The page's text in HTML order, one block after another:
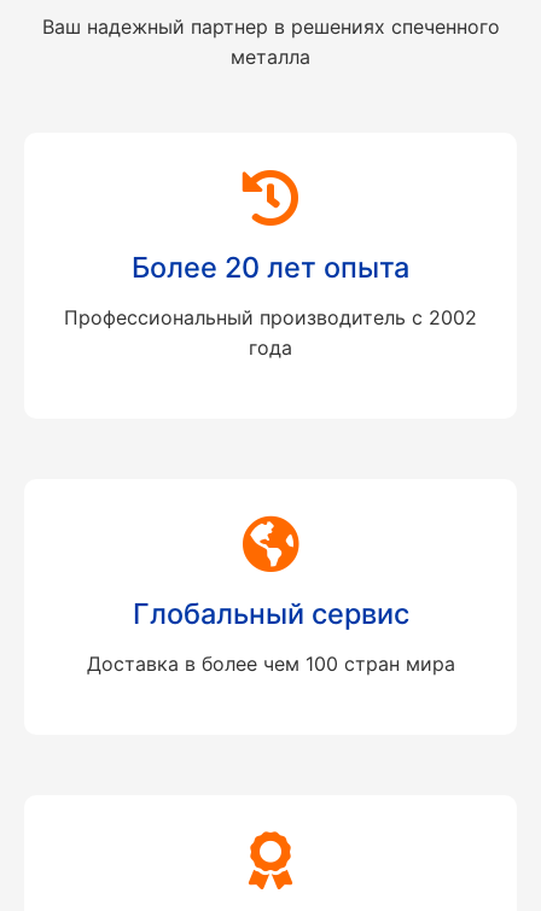
Ваш надежный партнер в решениях спеченного
металла
Более 20 лет опыта
Профессиональный производитель с 2002
года
Глобальный сервис
Доставка в более чем 100 стран мира